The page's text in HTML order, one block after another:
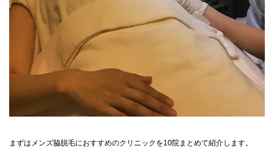
まずはメンズ脇脱毛におすすめのクリニックを10院まとめて紹介します。